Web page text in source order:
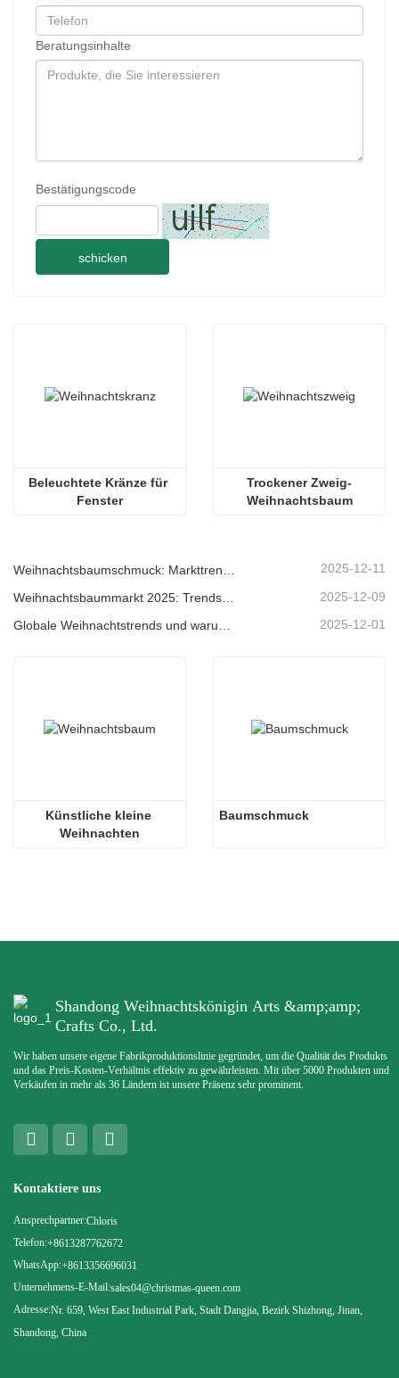
Beratungsinhalte
Bestätigungscode
schicken
Beleuchtete Kränze für
Fenster
Trockener Zweig-
Weihnachtsbaum
2025-12-11
2025-12-09
Globale Weihnachtstrends und warum Christmas Queen weiterhin Marktführer bleibt 2025-12-01
Künstliche kleine
Weihnachten
Baumschmuck
Shandong Weihnachtskönigin Arts &amp;amp;
Crafts Co., Ltd.
Wir haben unsere eigene Fabrikproduktionslinie gegründet, um die Qualität des Produkts
und das Preis-Kosten-Verhältnis effektiv zu gewährleisten. Mit über 5000 Produkten und
Verkäufen in mehr als 36 Ländern ist unsere Präsenz sehr prominent.
Kontaktiere uns
Ansprechpartner:Chloris
Telefon:+8613287762672
WhatsApp:+8613356696031
Unternehmens-E-Mail:sales04@christmas-queen.com
Adresse:Nr. 659, West East Industrial Park, Stadt Dangjia, Bezirk Shizhong, Jinan,
Shandong, China